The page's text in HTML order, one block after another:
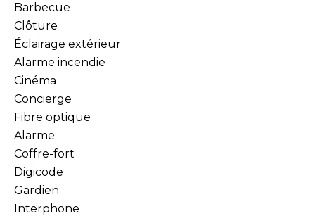
Barbecue
Clôture
Éclairage extérieur
Alarme incendie
Cinéma
Concierge
Fibre optique
Alarme
Coffre-fort
Digicode
Gardien
Interphone